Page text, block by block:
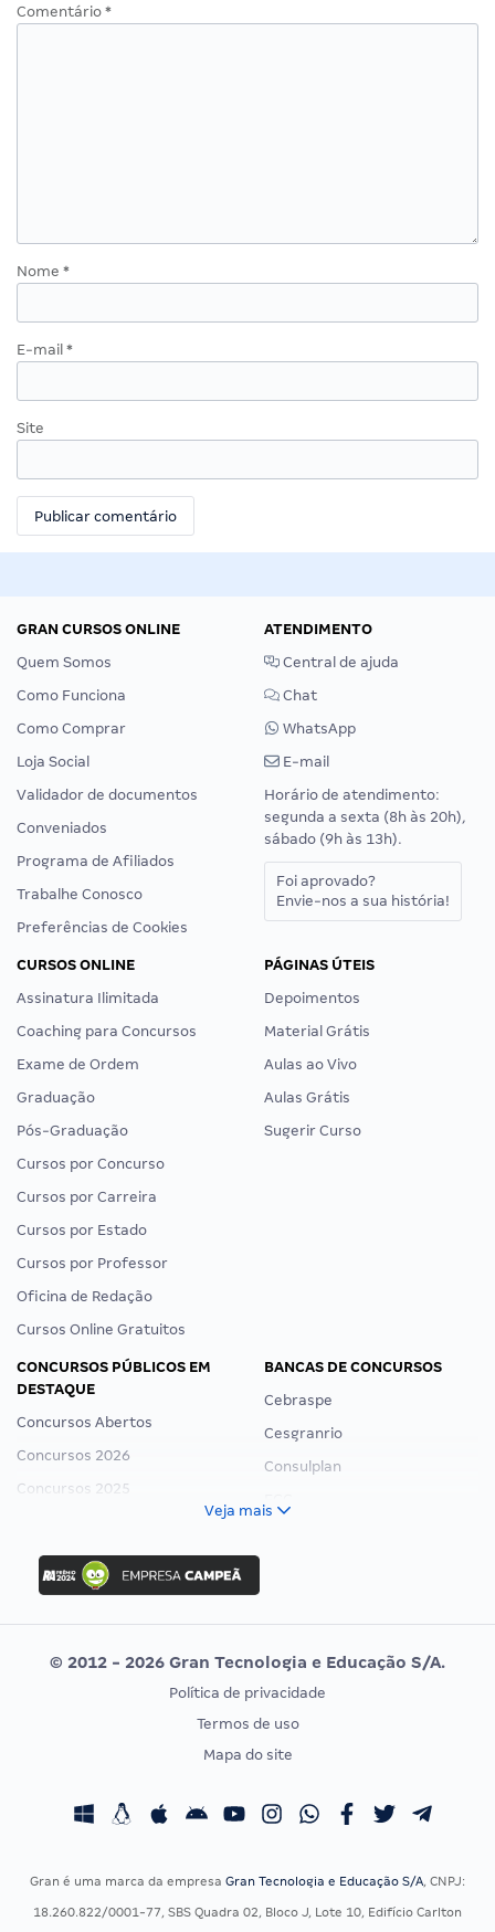
Comentário *
Nome *
E-mail *
Site
GRAN CURSOS ONLINE
Quem Somos
Como Funciona
Como Comprar
Loja Social
Validador de documentos
Conveniados
Programa de Afiliados
Trabalhe Conosco
Preferências de Cookies
ATENDIMENTO
Central de ajuda
Chat
WhatsApp
E-mail
Horário de atendimento:
segunda a sexta (8h às 20h),
sábado (9h às 13h).
Foi aprovado?
Envie-nos a sua história!
CURSOS ONLINE
Assinatura Ilimitada
Coaching para Concursos
Exame de Ordem
Graduação
Pós-Graduação
Cursos por Concurso
Cursos por Carreira
Cursos por Estado
Cursos por Professor
Oficina de Redação
Cursos Online Gratuitos
PÁGINAS ÚTEIS
Depoimentos
Material Grátis
Aulas ao Vivo
Aulas Grátis
Sugerir Curso
CONCURSOS PÚBLICOS EM
DESTAQUE
Concursos Abertos
Concursos 2026
Concursos 2025
Concurso Ibama
Concurso MPU
Editais publicados
BANCAS DE CONCURSOS
Cebraspe
Cesgranrio
Consulplan
Vunesp
CONCURSOS POR PROFISSÃO
Concursos Fiscais
EXAME DE ORDEM
Calendário OAB
Veja mais
© 2012 - 2026 Gran Tecnologia e Educação S/A.
Política de privacidade
Termos de uso
Mapa do site
Gran é uma marca da empresa Gran Tecnologia e Educação S/A, CNPJ:
18.260.822/0001-77, SBS Quadra 02, Bloco J, Lote 10, Edifício Carlton